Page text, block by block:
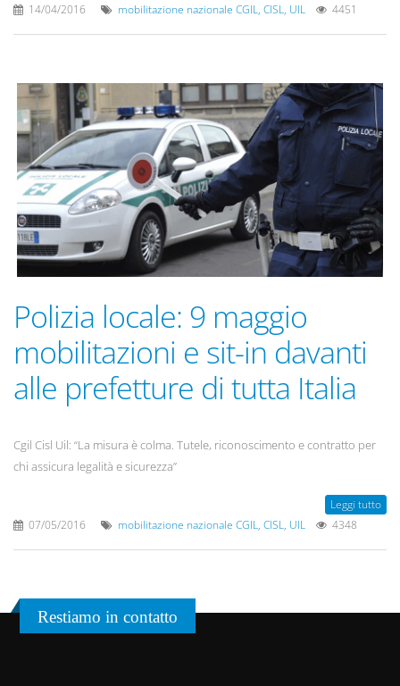
14/04/2016 mobilitazione nazionale CGIL, CISL, UIL 4451
Polizia locale: 9 maggio
mobilitazioni e sit-in davanti
alle prefetture di tutta Italia
Cgil Cisl Uil: “La misura è colma. Tutele, riconoscimento e contratto per
chi assicura legalità e sicurezza”
Leggi tutto
07/05/2016 mobilitazione nazionale CGIL, CISL, UIL 4348
Restiamo in contatto